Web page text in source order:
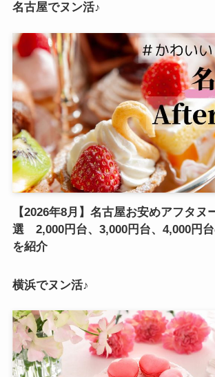
名古屋でヌン活♪
【2026年8月】名古屋お安めアフタヌ
選 2,000円台、3,000円台、4,000円
を紹介
横浜でヌン活♪